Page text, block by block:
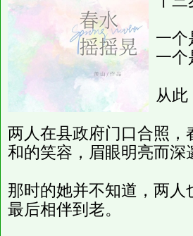
一个
一个
从此
两人在县政府门口合照
和的笑容，眉眼明亮而深
那时的她并不知道，两
最后相伴到老。